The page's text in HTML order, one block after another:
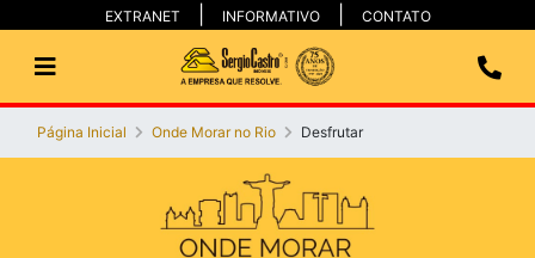
EXTRANET INFORMATIVO CONTATO
Página Inicial Onde Morar no Rio Desfrutar